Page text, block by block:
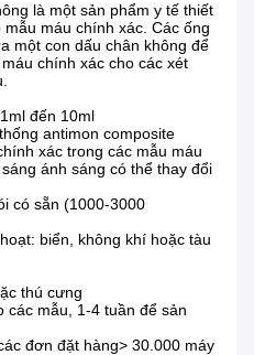
là một sản phẩm y tế thiết
máu chính xác. Các ống
một con dấu chân không để
chính xác cho các xét
đến 10ml
antimon composite
xác trong các mẫu máu
ánh sáng có thể thay đổi
có sẵn (1000-3000
biển, không khí hoặc tàu
thú cưng
các mẫu, 1-4 tuần để sản
đơn đặt hàng> 30.000 máy